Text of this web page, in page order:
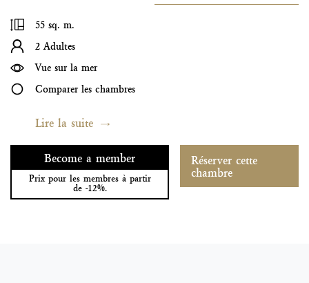
55 sq. m.
2 Adultes
Vue sur la mer
Comparer les chambres
Lire la suite
Become a member
Prix pour les membres à partir
de -12%.
Réserver cette
chambre